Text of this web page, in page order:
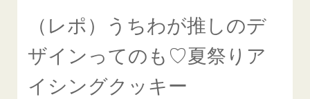
（レポ）うちわが推しのデ
ザインってのも♡夏祭りア
イシングクッキー